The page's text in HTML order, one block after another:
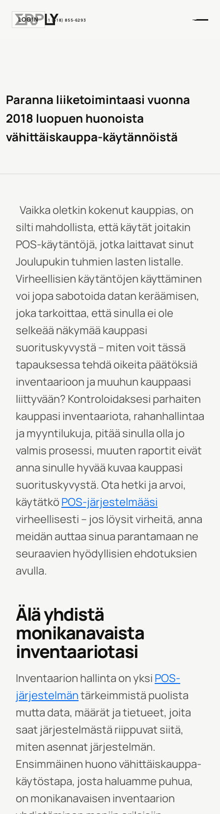
LOGIN +1 (518) 855-6293
Paranna liiketoimintaasi vuonna
2018 luopuen huonoista
vähittäiskauppa-käytännöistä
Vaikka oletkin kokenut kauppias, on
silti mahdollista, että käytät joitakin
POS-käytäntöjä, jotka laittavat sinut
Joulupukin tuhmien lasten listalle.
Virheellisien käytäntöjen käyttäminen
voi jopa sabotoida datan keräämisen,
joka tarkoittaa, että sinulla ei ole
selkeää näkymää kauppasi
suorituskyvystä – miten voit tässä
tapauksessa tehdä oikeita päätöksiä
inventaarioon ja muuhun kauppaasi
liittyvään? Kontroloidaksesi parhaiten
kauppasi inventaariota, rahanhallintaa
ja myyntilukuja, pitää sinulla olla jo
valmis prosessi, muuten raportit eivät
anna sinulle hyvää kuvaa kauppasi
suorituskyvystä. Ota hetki ja arvoi,
käytätkö POS-järjestelmääsi
virheellisesti – jos löysit virheitä, anna
meidän auttaa sinua parantamaan ne
seuraavien hyödyllisien ehdotuksien
avulla.
Älä yhdistä
monikanavaista
inventaariotasi
Inventaarion hallinta on yksi POS-
järjestelmäntärkeimmistä puolista
mutta data, määrät ja tietueet, joita
saat järjestelmästä riippuvat siitä,
miten asennat järjestelmän.
Ensimmäinen huonovähittäiskauppa-
käytöstapa, josta haluamme puhua,
on monikanavaisen inventaarion